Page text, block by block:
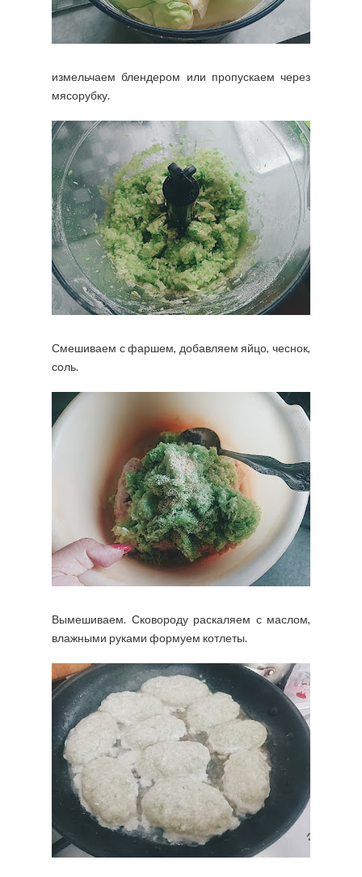
измельчаем блендером или пропускаем через
мясорубку.
Смешиваем с фаршем, добавляем яйцо, чеснок,
соль.
Вымешиваем. Сковороду раскаляем с маслом,
влажными руками формуем котлеты.